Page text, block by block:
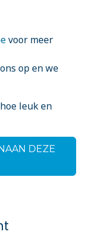
voor meer
op en we
leuk en
DEZE